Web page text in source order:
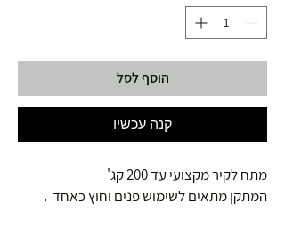
הוסף לסל
קנה עכשיו
מתח לקיר מקצועי עד 200 קג'
המתקן מתאים לשימוש פנים וחוץ כאחד .